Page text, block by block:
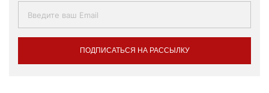
ПОДПИСАТЬСЯ НА РАССЫЛКУ